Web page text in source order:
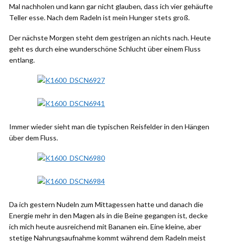
Mal nachholen und kann gar nicht glauben, dass ich vier gehäufte
Teller esse. Nach dem Radeln ist mein Hunger stets groß.
Der nächste Morgen steht dem gestrigen an nichts nach. Heute
geht es durch eine wunderschöne Schlucht über einem Fluss
entlang.
Immer wieder sieht man die typischen Reisfelder in den Hängen
über dem Fluss.
Da ich gestern Nudeln zum Mittagessen hatte und danach die
Energie mehr in den Magen als in die Beine gegangen ist, decke
ich mich heute ausreichend mit Bananen ein. Eine kleine, aber
stetige Nahrungsaufnahme kommt während dem Radeln meist